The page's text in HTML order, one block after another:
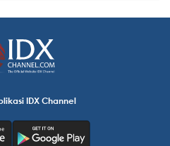
IDX Channel